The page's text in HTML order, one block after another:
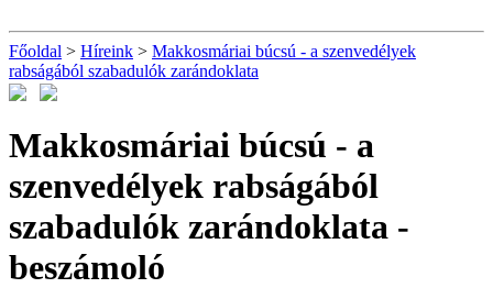
Főoldal > Híreink > Makkosmáriai búcsú - a szenvedélyek
rabságából szabadulók zarándoklata
Makkosmáriai búcsú - a
szenvedélyek rabságából
szabadulók zarándoklata -
beszámoló